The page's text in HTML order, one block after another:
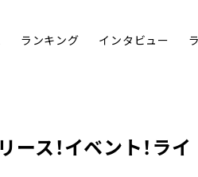
ランキング インタビュー
ス！イベント！ライ